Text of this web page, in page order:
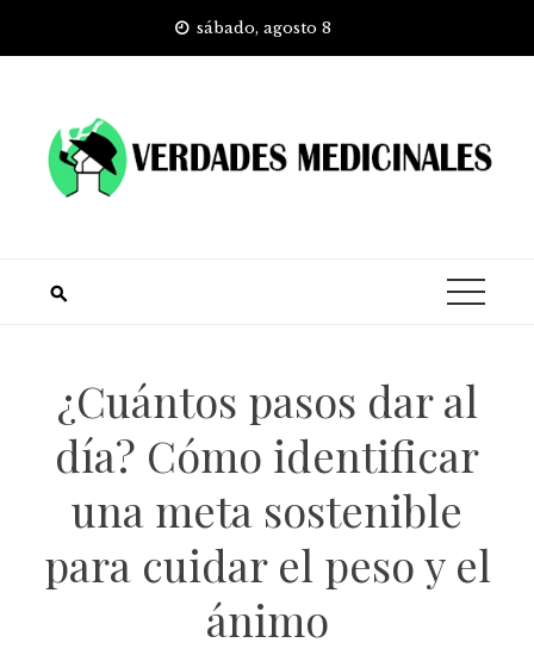
sábado, agosto 8
¿Cuántos pasos dar al
día? Cómo identificar
una meta sostenible
para cuidar el peso y el
ánimo